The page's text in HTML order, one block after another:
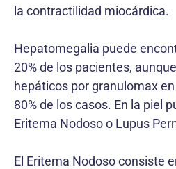
la contractilidad miocárdica.
Hepatomegalia puede
20% de los pacientes,
hepáticos por granulomax
80% de los casos. En la piel
Eritema Nodoso o Lupus
El Eritema Nodoso consiste